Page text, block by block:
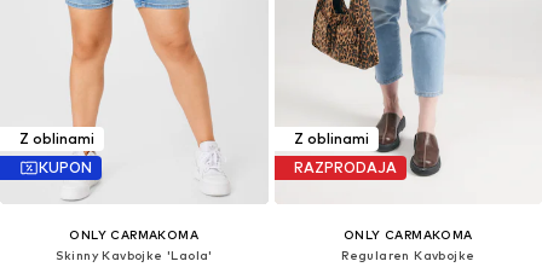
Z oblinami
KUPON
ONLY CARMAKOMA
Skinny Kavbojke 'Laola'
Z oblinami
RAZPRODAJA
ONLY CARMAKOMA
Regularen Kavbojke